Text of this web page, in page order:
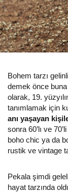
Bohem tarzı
demek önce
olarak, 19.
tanımlamak için
anı yaşayan
sonra 60’lı ve
boho chic ya da
rustik ve vintage
Pekala şimdi
hayat tarzında